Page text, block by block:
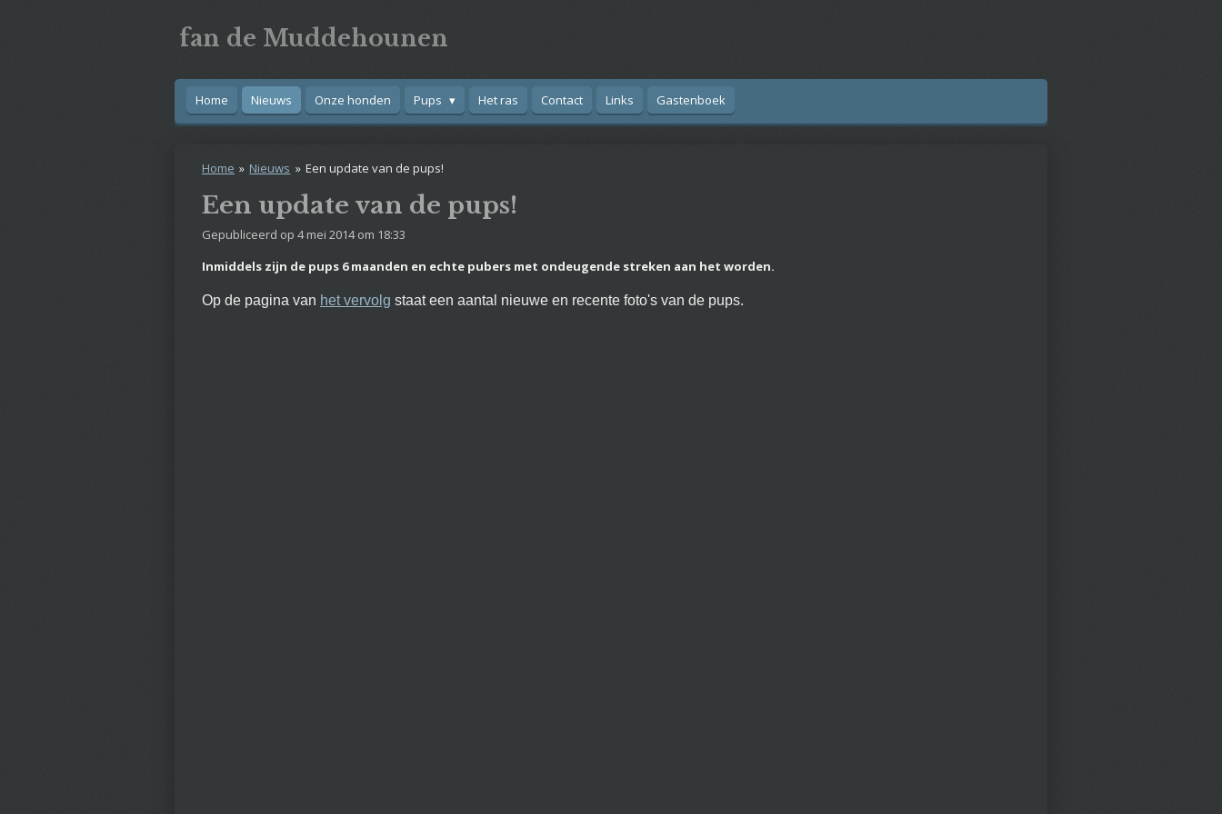
fan de Muddehounen
Home Nieuws Onze honden Pups Het ras Contact Links Gastenboek
Home » Nieuws » Een update van de pups!
Een update van de pups!
Gepubliceerd op 4 mei 2014 om 18:33
Inmiddels zijn de pups 6 maanden en echte pubers met ondeugende streken aan het worden.
Op de pagina van het vervolg staat een aantal nieuwe en recente foto's van de pups.